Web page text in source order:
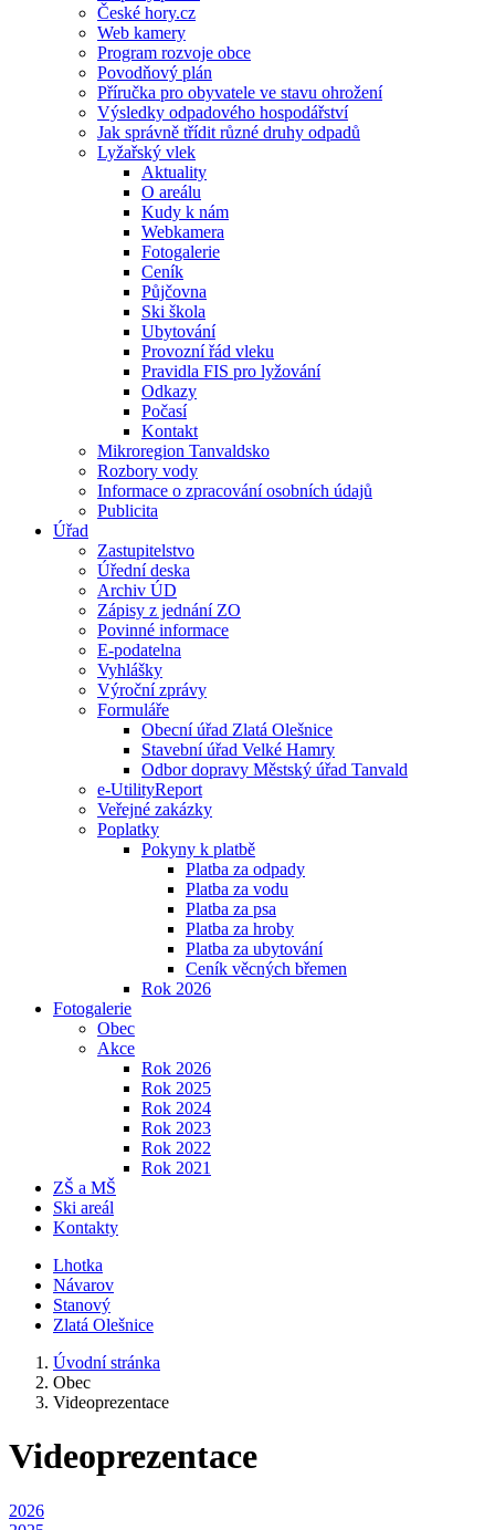
České hory.cz
Web kamery
Program rozvoje obce
Povodňový plán
Příručka pro obyvatele ve stavu ohrožení
Výsledky odpadového hospodářství
Jak správně třídit různé druhy odpadů
Lyžařský vlek
Aktuality
O areálu
Kudy k nám
Webkamera
Fotogalerie
Ceník
Půjčovna
Ski škola
Ubytování
Provozní řád vleku
Pravidla FIS pro lyžování
Odkazy
Počasí
Kontakt
Mikroregion Tanvaldsko
Rozbory vody
Informace o zpracování osobních údajů
Publicita
Úřad
Zastupitelstvo
Úřední deska
Archiv ÚD
Zápisy z jednání ZO
Povinné informace
E-podatelna
Vyhlášky
Výroční zprávy
Formuláře
Obecní úřad Zlatá Olešnice
Stavební úřad Velké Hamry
Odbor dopravy Městský úřad Tanvald
e-UtilityReport
Veřejné zakázky
Poplatky
Pokyny k platbě
Platba za odpady
Platba za vodu
Platba za psa
Platba za hroby
Platba za ubytování
Ceník věcných břemen
Rok 2026
Fotogalerie
Obec
Akce
Rok 2026
Rok 2025
Rok 2024
Rok 2023
Rok 2022
Rok 2021
ZŠ a MŠ
Ski areál
Kontakty
Lhotka
Návarov
Stanový
Zlatá Olešnice
Úvodní stránka
Obec
Videoprezentace
Videoprezentace
2026